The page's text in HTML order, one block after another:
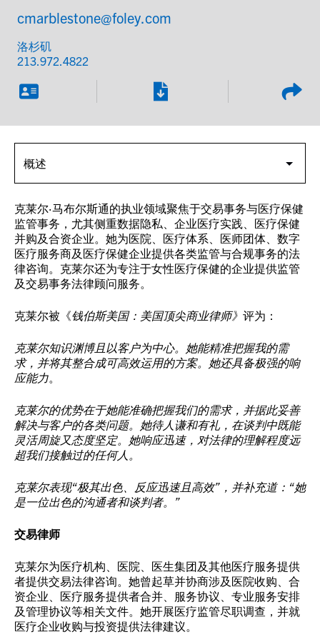
cmarblestone@foley.com
洛杉矶
213.972.4822
克莱尔·马布尔斯通的执业领域聚焦于交易事务与医疗保健
监管事务，尤其侧重数据隐私、企业医疗实践、医疗保健
并购及合资企业。她为医院、医疗体系、医师团体、数字
医疗服务商及医疗保健企业提供各类监管与合规事务的法
律咨询。克莱尔还为专注于女性医疗保健的企业提供监管
及交易事务法律顾问服务。
克莱尔被《钱伯斯美国：美国顶尖商业律师》 评为：
克莱尔知识渊博且以客户为中心。她能精准把握我的需
求，并将其整合成可高效运用的方案。她还具备极强的响
应能力
克莱尔的优势在于她能准确把握我们的需求，并据此妥善
解决与客户的各类问题。她待人谦和有礼，在谈判中既能
灵活周旋又态度坚定。她响应迅速，对法律的理解程度远
超我们接触过的任何人。
克莱尔表现“极其出色、反应迅速且高效”，并补充道：“她
是一位出色的沟通者和谈判者。”
交易律师
克莱尔为医疗机构、医院、医生集团及其他医疗服务提供
者提供交易法律咨询。她曾起草并协商涉及医院收购、合
资企业、医疗服务提供者合并、服务协议、专业服务安排
及管理协议等相关文件。她开展医疗监管尽职调查，并就
医疗企业收购与投资提供法律建议。